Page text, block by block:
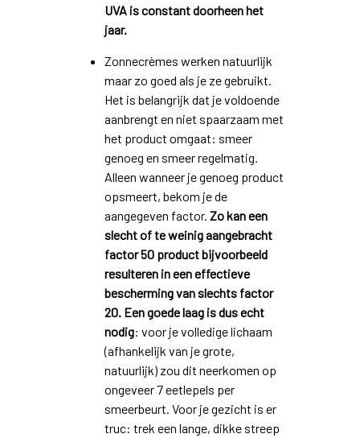
UVA is constant doorheen het
jaar.
Zonnecrèmes werken natuurlijk
maar zo goed als je ze gebruikt.
Het is belangrijk dat je voldoende
aanbrengt en niet spaarzaam met
het product omgaat: smeer
genoeg en smeer regelmatig.
Alleen wanneer je genoeg product
opsmeert, bekom je de
aangegeven factor. Zo kan een
slecht of te weinig aangebracht
factor 50 product bijvoorbeeld
resulteren in een effectieve
bescherming van slechts factor
20. Een goede laag is dus echt
nodig: voor je volledige lichaam
(afhankelijk van je grote,
natuurlijk) zou dit neerkomen op
ongeveer 7 eetlepels per
smeerbeurt. Voor je gezicht is er
truc: trek een lange, dikke streep